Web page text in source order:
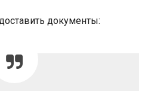
документы: